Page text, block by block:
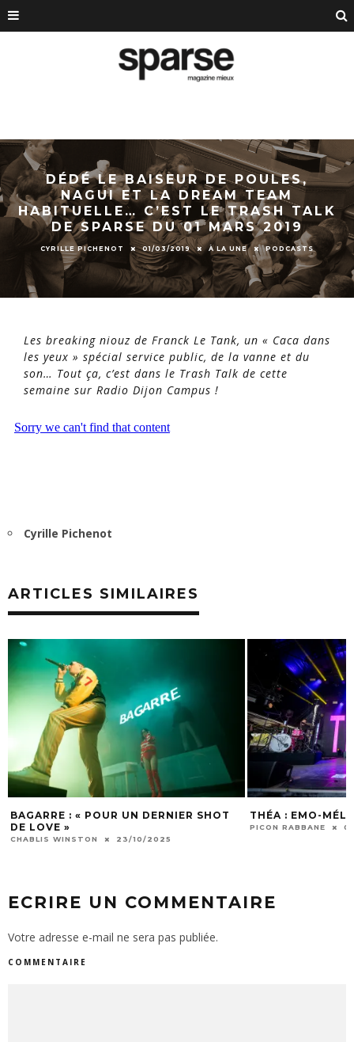
DÉDÉ LE BAISEUR DE POULES,
NAGUI ET LA DREAM TEAM
HABITUELLE… C’EST LE TRASH TALK
DE SPARSE DU 01 MARS 2019
CYRILLE PICHENOT 01/03/2019 À LA UNE PODCASTS
Les breaking niouz de Franck Le Tank, un « Caca dans
les yeux » spécial service public, de la vanne et du
son… Tout ça, c’est dans le Trash Talk de cette
semaine sur Radio Dijon Campus !
Cyrille Pichenot
ARTICLES SIMILAIRES
BAGARRE : « POUR UN DERNIER SHOT
DE LOVE »
CHABLIS WINSTON 23/10/2025
THÉA : EMO-
PICON RABBANE
ECRIRE UN COMMENTAIRE
Votre adresse e-mail ne sera pas publiée.
COMMENTAIRE